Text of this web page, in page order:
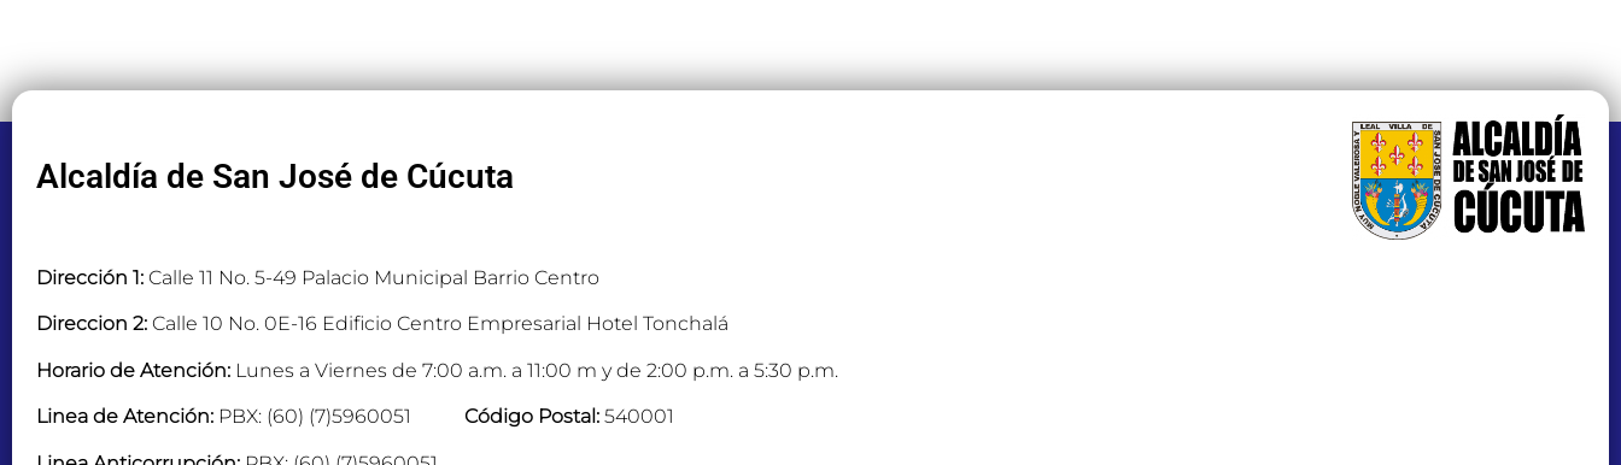
Alcaldía de San José de Cúcuta
Dirección 1: Calle 11 No. 5-49 Palacio Municipal Barrio Centro
Direccion 2: Calle 10 No. 0E-16 Edificio Centro Empresarial Hotel Tonchalá
Horario de Atención: Lunes a Viernes de 7:00 a.m. a 11:00 m y de 2:00 p.m. a 5:30 p.m.
Linea de Atención: PBX: (60) (7)5960051 Código Postal: 540001